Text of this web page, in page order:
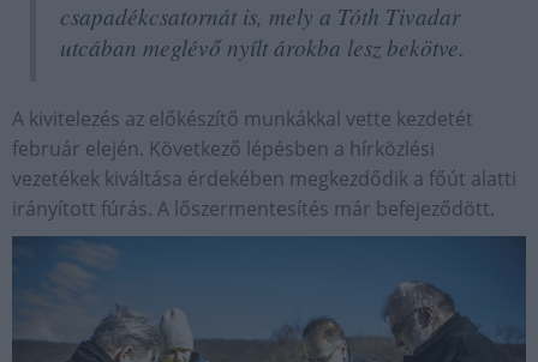
csapadékcsatornát is, mely a Tóth Tivadar
utcában meglévő nyílt árokba lesz bekötve.
A kivitelezés az előkészítő munkákkal vette kezdetét
február elején. Következő lépésben a hírközlési
vezetékek kiváltása érdekében megkezdődik a főút alatti
irányított fúrás. A lőszermentesítés már befejeződött.